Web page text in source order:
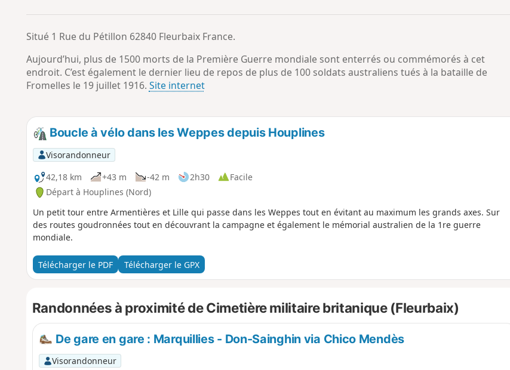
a
o
Situé 1 Rue du Pétillon 62840 Fleurbaix France.
Aujourd’hui, plus de 1500 morts de la Première Guerre mondiale sont enterrés ou commémorés à cet
endroit. C’est également le dernier lieu de repos de plus de 100 soldats australiens tués à la bataille de
Fromelles le 19 juillet 1916. Site internet
Boucle à vélo dans les Weppes depuis Houplines
Visorandonneur
42,18 km
+43 m -42 m 2h30
Facile
Départ à Houplines (Nord)
Un petit tour entre Armentières et Lille qui passe dans les Weppes tout en évitant au maximum les grands axes. Sur
des routes goudronnées tout en découvrant la campagne et également le mémorial australien de la 1re guerre
mondiale.
Télécharger le PDF Télécharger le GPX
Randonnées à proximité de Cimetière militaire britanique (Fleurbaix)
De gare en gare : Marquillies - Don-Sainghin via Chico Mendès
Visorandonneur